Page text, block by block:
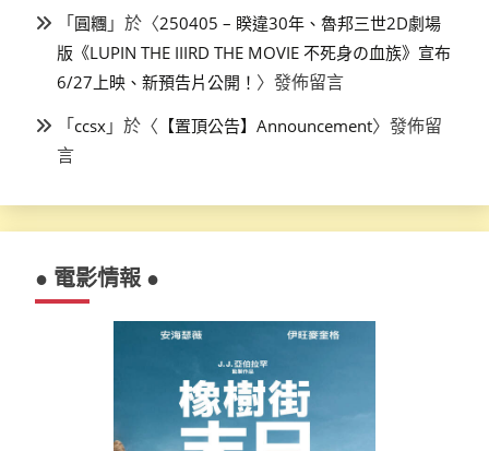
「圓糰 」於〈250405 – 睽違30年、魯邦三世2D劇場
版《LUPIN THE IIIRD THE MOVIE 不死身の血族》宣布
6/27上映、新預告片公開！ 〉發佈留言
「ccsx 」於〈 【置頂公告】Announcement〉發佈留
言
● 電影情報 ●